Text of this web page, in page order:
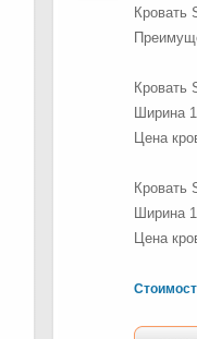
Кровать
Кровать
Ширина
Цена
Кровать
Ширина
Цена